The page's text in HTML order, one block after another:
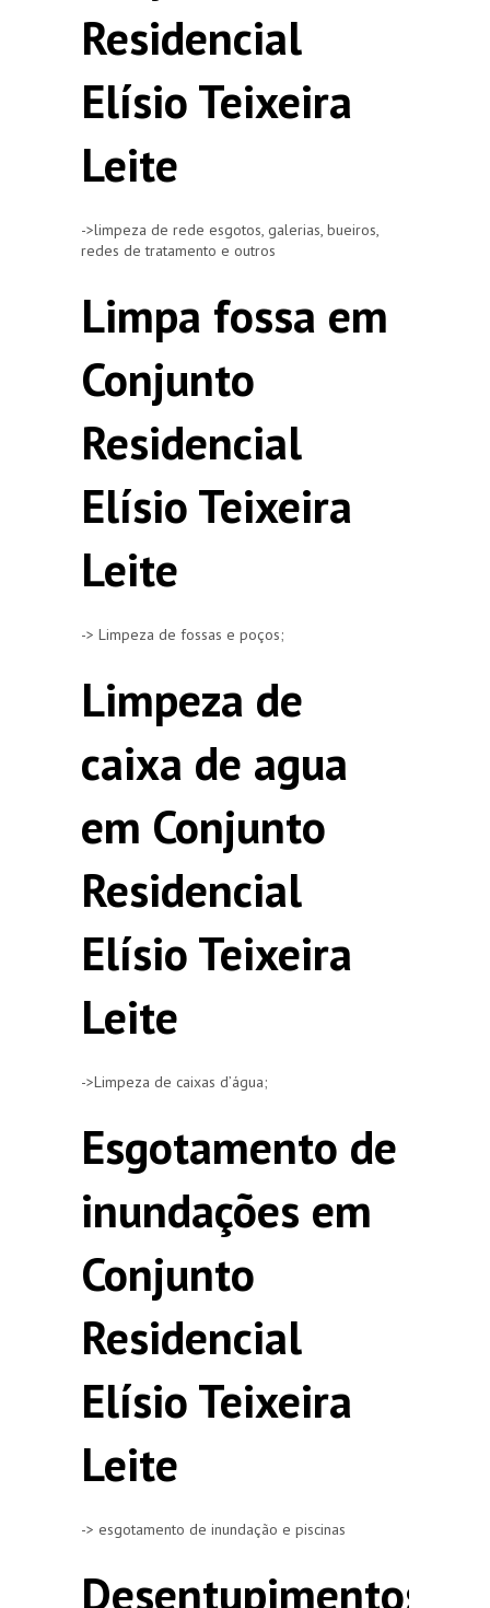
Residencial
Elísio Teixeira
Leite
->limpeza de rede esgotos, galerias, bueiros,
redes de tratamento e outros
Limpa fossa em
Conjunto
Residencial
Elísio Teixeira
Leite
-> Limpeza de fossas e poços;
Limpeza de
caixa de agua
em Conjunto
Residencial
Elísio Teixeira
Leite
->Limpeza de caixas d’água;
Esgotamento de
inundações em
Conjunto
Residencial
Elísio Teixeira
Leite
-> esgotamento de inundação e piscinas
Desentupimentos